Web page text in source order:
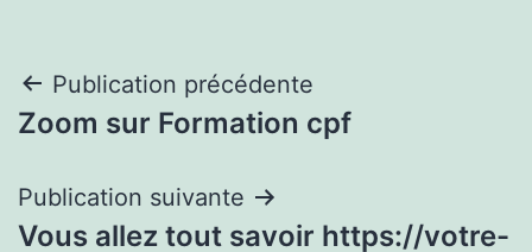
Navigation
de
l’article
Publication précédente
Zoom sur Formation cpf
Publication suivante
Vous allez tout savoir https://votre-